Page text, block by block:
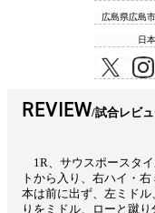
広島県広島市
日本
REVIEW 試合レビ
1R、サウスポースタ
トから入り、右ハイ・
本は前に出ず、左ミド
りをミドル、ローと蹴り